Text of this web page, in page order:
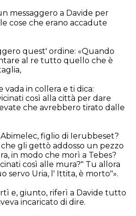
messaggero a Davide per
cose che erano accadute
quest' ordine: «Quando
al re tutto quello che è
vada in collera e ti dica:
così alla città per dare
che avrebbero tirato dalle
figlio di Ierubbeset?
gli gettò addosso un pezzo
in modo che morì a Tebes?
così alle mura?" Tu allora
servo Uria, l' Ittita, è morto"».
e, giunto, riferì a Davide tutto
incaricato di dire.